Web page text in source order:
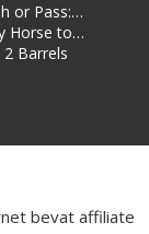
or Pass:
Horse to
Barrels
bevat affiliate